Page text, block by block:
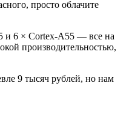
просто облачите
и 6 × Cortex-A55 — все на
производительностью,
9 тысяч рублей, но нам